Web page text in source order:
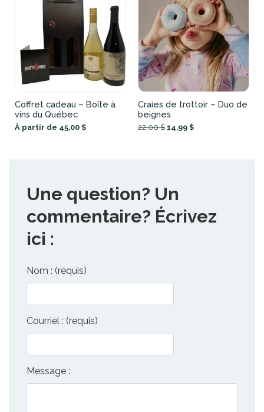
Coffret cadeau – Boîte à
vins du Québec
À partir de 45,00 $
Craies de trottoir – Duo de
beignes
22,00 $ 14,99 $
Une question? Un
commentaire? Écrivez
ici :
Nom : (requis)
Courriel : (requis)
Message :